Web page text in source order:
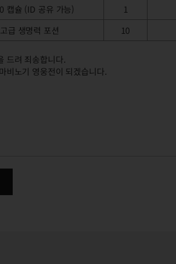
캡슐 (ID 공유 가능)
1
급 생명력 포션
10
드려 죄송합니다.
비노기 영웅전이 되겠습니다.